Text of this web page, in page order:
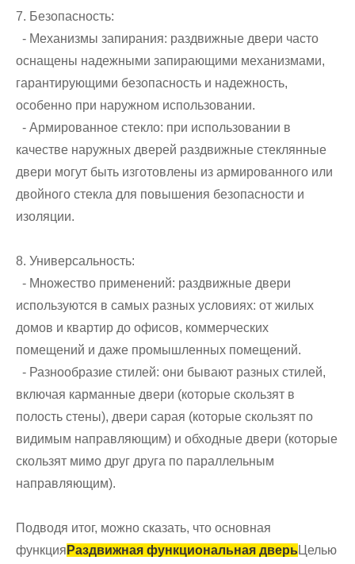
7. Безопасность:
- Механизмы запирания: раздвижные двери часто
оснащены надежными запирающими механизмами,
гарантирующими безопасность и надежность,
особенно при наружном использовании.
- Армированное стекло: при использовании в
качестве наружных дверей раздвижные стеклянные
двери могут быть изготовлены из армированного или
двойного стекла для повышения безопасности и
изоляции.
8. Универсальность:
- Множество применений: раздвижные двери
используются в самых разных условиях: от жилых
домов и квартир до офисов, коммерческих
помещений и даже промышленных помещений.
- Разнообразие стилей: они бывают разных стилей,
включая карманные двери (которые скользят в
полость стены), двери сарая (которые скользят по
видимым направляющим) и обходные двери (которые
скользят мимо друг друга по параллельным
направляющим).
Подводя итог, можно сказать, что основная
функция Раздвижная функциональная дверьЦелью